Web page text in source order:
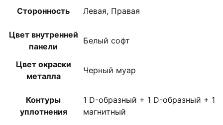
Сторонность Левая, Правая
Цвет внутренней
панели
Белый софт
Цвет окраски
металла
Черный муар
Контуры
уплотнения
1 D-образный + 1 D-образный + 1
магнитный